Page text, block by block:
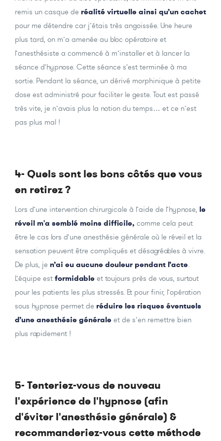
remis un casque de réalité virtuelle ainsi qu’un cachet
pour me détendre car j’étais très angoissée. Une heure
plus tard, on m’a amenée au bloc opératoire et
l’anesthésiste a commencé à m’installer et à lancer la
séance d’hypnose. Cette séance s'est terminée à ma
sortie. Pendant la séance, un dérivé morphinique à petite
dose est administré pour faciliter le geste. Tout est passé
très vite, je n’avais plus la notion du temps… et ce n’est
pas plus mal !
4- Quels sont les bons côtés que vous
en retirez ?
Lors d’une intervention chirurgicale à l’aide de l’hypnose, le
réveil m'a semblé moins difficile, comme cela peut
être le cas lors d’une anesthésie générale où le réveil et la
sensation peuvent être compliqués et désagréables à vivre.
De plus, je n’ai eu aucune douleur pendant l’acte.
L’équipe est formidable et toujours près de vous, surtout
pour les patients les plus stressés. Et pour finir, l’opération
sous hypnose permet de réduire les risques éventuels
d’une anesthésie générale et de s’en remettre bien
plus rapidement !
5- Tenteriez-vous de nouveau
l'expérience de l'hypnose (afin
d'éviter l'anesthésie générale) &
recommanderiez-vous cette méthode